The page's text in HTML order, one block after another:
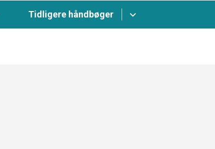
Tidligere håndbøger